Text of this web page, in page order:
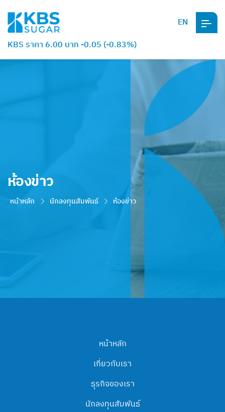
KBS ราคา 6.00 บาท -0.05 (-0.83%)
EN
ห้องข่าว
หน้าหลัก นักลงทุนสัมพันธ์ ห้องข่าว
หน้าหลัก
เกี่ยวกับเรา
ธุรกิจของเรา
นักลงทุนสัมพันธ์